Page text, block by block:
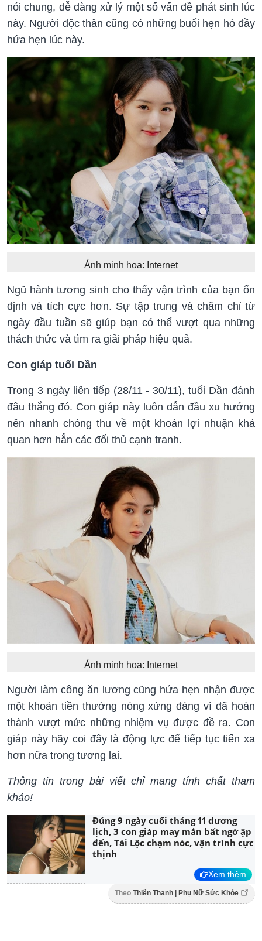
nói chung, dễ dàng xử lý một số vấn đề phát sinh lúc
này. Người độc thân cũng có những buổi hẹn hò đầy
hứa hẹn lúc này.
Ảnh minh họa: Internet
Ngũ hành tương sinh cho thấy vận trình của bạn ổn
định và tích cực hơn. Sự tập trung và chăm chỉ từ
ngày đầu tuần sẽ giúp bạn có thể vượt qua những
thách thức và tìm ra giải pháp hiệu quả.
Con giáp tuổi Dần
Trong 3 ngày liên tiếp (28/11 - 30/11), tuổi Dần đánh
đâu thắng đó. Con giáp này luôn dẫn đầu xu hướng
nên nhanh chóng thu về một khoản lợi nhuận khả
quan hơn hẳn các đối thủ cạnh tranh.
Ảnh minh họa: Internet
Người làm công ăn lương cũng hứa hẹn nhận được
một khoản tiền thưởng nóng xứng đáng vì đã hoàn
thành vượt mức những nhiệm vụ được đề ra. Con
giáp này hãy coi đây là động lực để tiếp tục tiến xa
hơn nữa trong tương lai.
Thông tin trong bài viết chỉ mang tính chất tham
khảo!
Đúng 9 ngày cuối tháng 11 dương
lịch, 3 con giáp may mắn bất ngờ ập
đến, Tài Lộc chạm nóc, vận trình cực
thịnh
Xem thêm
Theo Thiên Thanh | Phụ Nữ Sức Khỏe